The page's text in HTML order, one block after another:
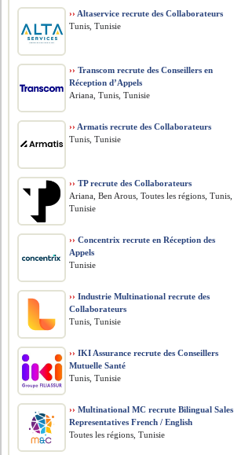
›› Altaservice recrute des Collaborateurs
Tunis, Tunisie
›› Transcom recrute des Conseillers en
Réception d’Appels
Ariana, Tunis, Tunisie
›› Armatis recrute des Collaborateurs
Tunis, Tunisie
›› TP recrute des Collaborateurs
Ariana, Ben Arous, Toutes les régions, Tunis,
Tunisie
›› Concentrix recrute en Réception des
Appels
Tunisie
›› Industrie Multinational recrute des
Collaborateurs
Tunis, Tunisie
›› IKI Assurance recrute des Conseillers
Mutuelle Santé
Tunis, Tunisie
›› Multinational MC recrute Bilingual Sales
Representatives French / English
Toutes les régions, Tunisie